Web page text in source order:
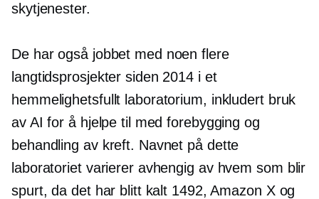
skytjenester.
De har også jobbet med noen flere
langtidsprosjekter siden 2014 i et
hemmelighetsfullt laboratorium, inkludert bruk
av AI for å hjelpe til med forebygging og
behandling av kreft. Navnet på dette
laboratoriet varierer avhengig av hvem som blir
spurt, da det har blitt kalt 1492, Amazon X og